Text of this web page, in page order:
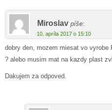
Miroslav píše:
10. apríla 2017 o 15:10
dobry den, mozem miesat vo
? alebo musim mat na kazdy plast
Dakujem za odpoved.